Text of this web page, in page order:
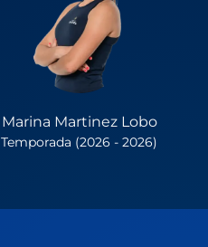
Marina Martinez Lobo
Temporada (2026 - 2026)